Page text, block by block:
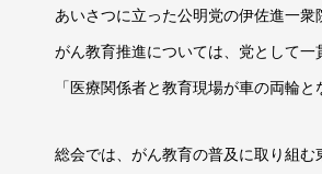
あいさつに立った公明党の伊佐進一衆
がん教育推進については、党として
「医療関係者と教育現場が車の両輪
総会では、がん教育の普及に取り組